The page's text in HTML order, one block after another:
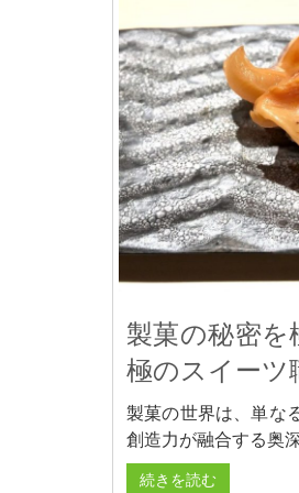
製菓の秘密
極のスイーツ
製菓の世界は、単な
創造力が融合する奥
続きを読む